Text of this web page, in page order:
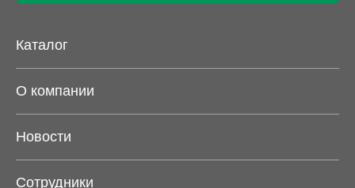
Каталог
О компании
Новости
Сотрудники